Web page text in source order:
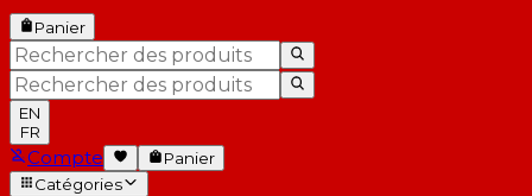
Panier
EN
FR
Compte
Panier
Catégories